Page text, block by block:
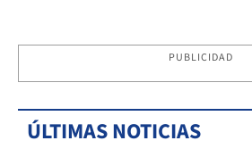
PUBLICIDAD
ÚLTIMAS NOTICIAS